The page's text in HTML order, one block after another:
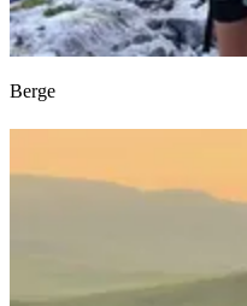
Berge